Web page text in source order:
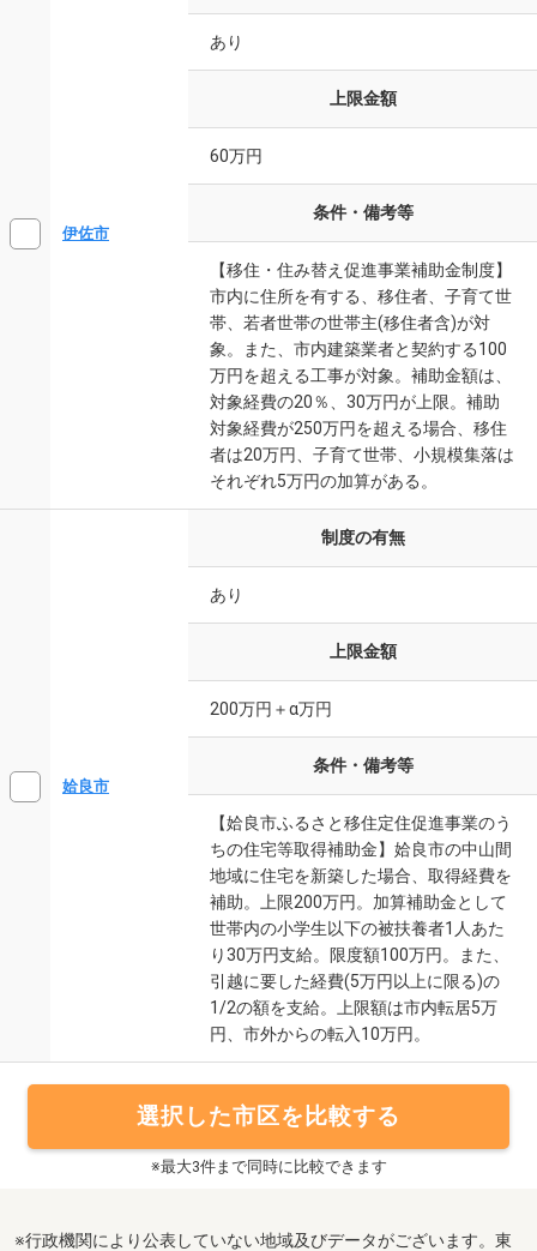
伊佐市
あり
上限金額
60万円
条件・備考等
【移住・住み替え促進事業補助金制度】
市内に住所を有する、移住者、子育て世
帯、若者世帯の世帯主(移住者含)が対
象。また、市内建築業者と契約する100
万円を超える工事が対象。補助金額は、
対象経費の20％、30万円が上限。補助
対象経費が250万円を超える場合、移住
者は20万円、子育て世帯、小規模集落は
それぞれ5万円の加算がある。
姶良市
制度の有無
あり
上限金額
200万円＋α万円
条件・備考等
【姶良市ふるさと移住定住促進事業のう
ちの住宅等取得補助金】姶良市の中山間
地域に住宅を新築した場合、取得経費を
補助。上限200万円。加算補助金として
世帯内の小学生以下の被扶養者1人あた
り30万円支給。限度額100万円。また、
引越に要した経費(5万円以上に限る)の
1/2の額を支給。上限額は市内転居5万
円、市外からの転入10万円。
選択した市区を比較する
※最大3件まで同時に比較できます
※行政機関により公表していない地域及びデータがございます。東